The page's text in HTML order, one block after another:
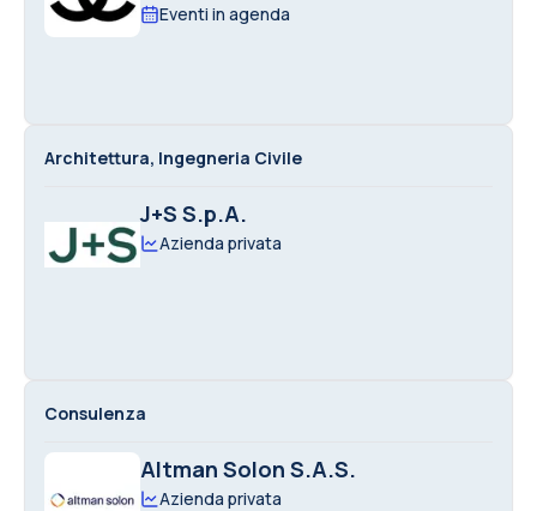
Eventi in agenda
Architettura, Ingegneria Civile
J+S S.p.A.
Azienda privata
Consulenza
Altman Solon S.A.S.
Azienda privata